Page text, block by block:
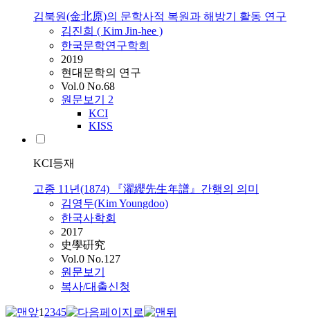
김북원(金北原)의 문학사적 복원과 해방기 활동 연구
김진희 ( Kim Jin-hee )
한국문학연구학회
2019
현대문학의 연구
Vol.0 No.68
원문보기 2
KCI
KISS
KCI등재
고종 11년(1874) 『濯纓先生年譜』간행의 의미
김영두(KimYoungdoo)
한국사학회
2017
史學硏究
Vol.0 No.127
원문보기
복사/대출신청
12345